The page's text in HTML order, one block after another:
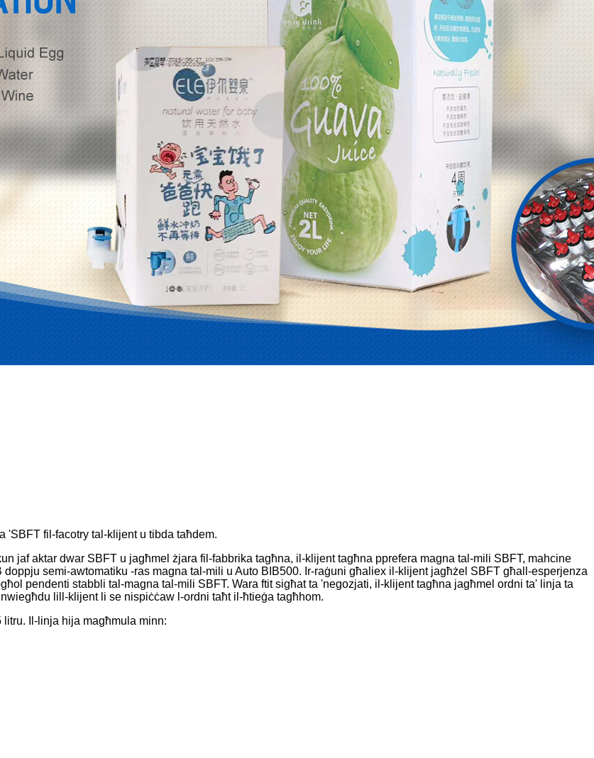
'SBFT fil-facotry tal-klijent u tibda taħdem.
jaf aktar dwar SBFT u jagħmel żjara fil-fabbrika tagħna, il-klijent tagħna pprefera magna tal-mili SBFT, mahcine
semi-awtomatiku -ras magna tal-mili u Auto BIB500. Ir-raġuni għaliex il-klijent jagħżel SBFT għall-esperjenza
pendenti stabbli tal-magna tal-mili SBFT. Wara ftit sigħat ta 'negozjati, il-klijent tagħna jagħmel ordni ta' linja ta
lill-klijent li se nispiċċaw l-ordni taħt il-ħtieġa tagħhom.
Il-linja hija magħmula minn: